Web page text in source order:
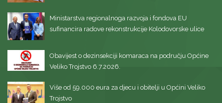
Ministarstva regionalnoga razvoja i fondova EU
sufinancira radove rekonstrukcije Kolodovorske ulice
Obavijest o dezinsekciji komaraca na području Općine
Veliko Trojstvo 6.7.2026.
Više od 59.000 eura za djecu i obitelji u Općini Veliko
Trojstvo